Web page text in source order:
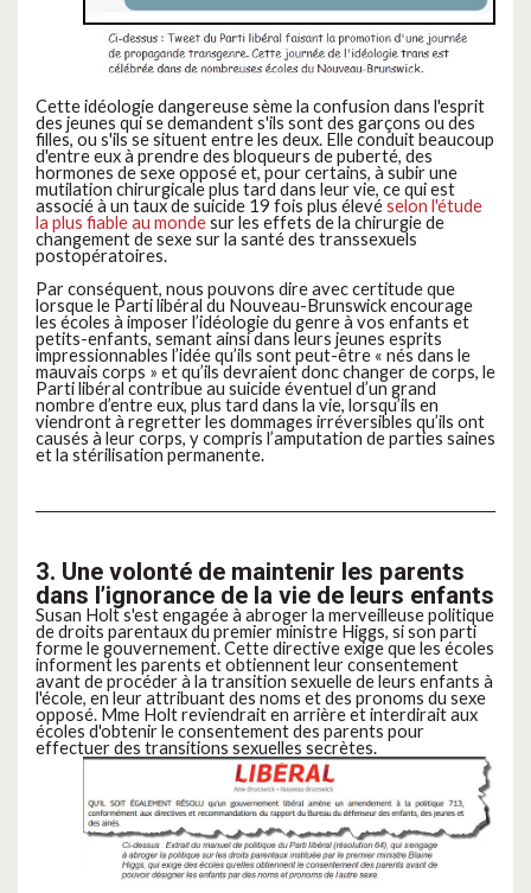
Cette idéologie dangereuse sème la confusion dans l'esprit
des jeunes qui se demandent s'ils sont des garçons ou des
filles, ou s'ils se situent entre les deux. Elle conduit beaucoup
d'entre eux à prendre des bloqueurs de puberté, des
hormones de sexe opposé et, pour certains, à subir une
mutilation chirurgicale plus tard dans leur vie, ce qui est
associé à un taux de suicide 19 fois plus élevéselon l'étude
la plus fiable au mondesur les effets de la chirurgie de
changement de sexe sur la santé des transsexuels
postopératoires.
Par conséquent, nous pouvons dire avec certitude que
lorsque le Parti libéral du Nouveau-Brunswick encourage
les écoles à imposer l’idéologie du genre à vos enfants et
petits-enfants, semant ainsi dans leurs jeunes esprits
impressionnables l’idée qu’ils sont peut-être « nés dans le
mauvais corps » et qu’ils devraient donc changer de corps, le
Parti libéral contribue au suicide éventuel d’un grand
nombre d’entre eux, plus tard dans la vie, lorsqu’ils en
viendront à regretter les dommages irréversibles qu’ils ont
causés à leur corps, y compris l’amputation de parties saines
et la stérilisation permanente.
3. Une volonté de maintenir les parents
dans l’ignorance de la vie de leurs enfants
Susan Holt s'est engagée à abroger la merveilleuse politique
de droits parentaux du premier ministre Higgs, si son parti
forme le gouvernement. Cette directive exige que les écoles
informent les parents et obtiennent leur consentement
avant de procéder à la transition sexuelle de leurs enfants à
l'école, en leur attribuant des noms et des pronoms du sexe
opposé. Mme Holt reviendrait en arrière et interdirait aux
écoles d'obtenir le consentement des parents pour
effectuer des transitions sexuelles secrètes.